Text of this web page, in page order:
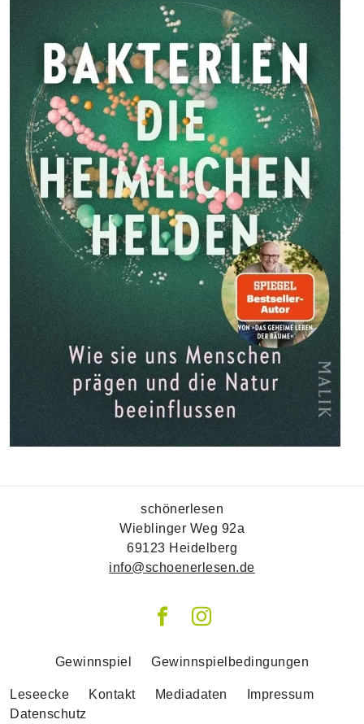
schönerlesen
Wieblinger Weg 92a
69123 Heidelberg
info@schoenerlesen.de
Gewinnspiel Gewinnspielbedingungen
Leseecke Kontakt Mediadaten
Impressum
Datenschutz